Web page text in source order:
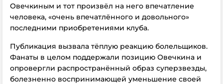
Овечкиным и тот произвёл на него впечатление
человека, «очень впечатлённого и довольного»
последними приобретениями клуба.
Публикация вызвала тёплую реакцию болельщиков.
Фанаты в целом поддержали позицию Овечкина и
опровергли распространённый образ суперзвезды,
болезненно воспринимающей уменьшение своей